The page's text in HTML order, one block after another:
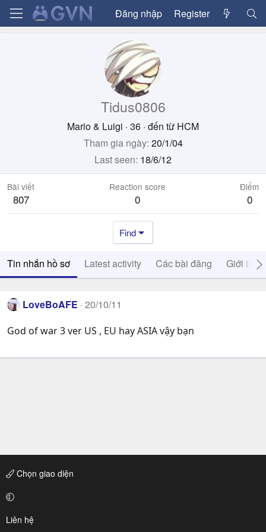
Đăng nhập Register
Tidus0806
Mario & Luigi · 36 · đến từ HCM
Tham gia ngày 20/1/04
Last seen 18/6/12
Bài viết
807
Reaction score
0
Điểm
0
Find
Tin nhắn hồ sơ Latest activity Các bài đăng Giới thiệu
LoveBoAFE 20/10/11
God of war 3 ver US , EU hay ASIA vậy bạn
Chọn giao diện
Liên hệ